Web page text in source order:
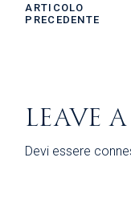
ARTICOLO
PRECEDENTE
LEAVE
Devi essere